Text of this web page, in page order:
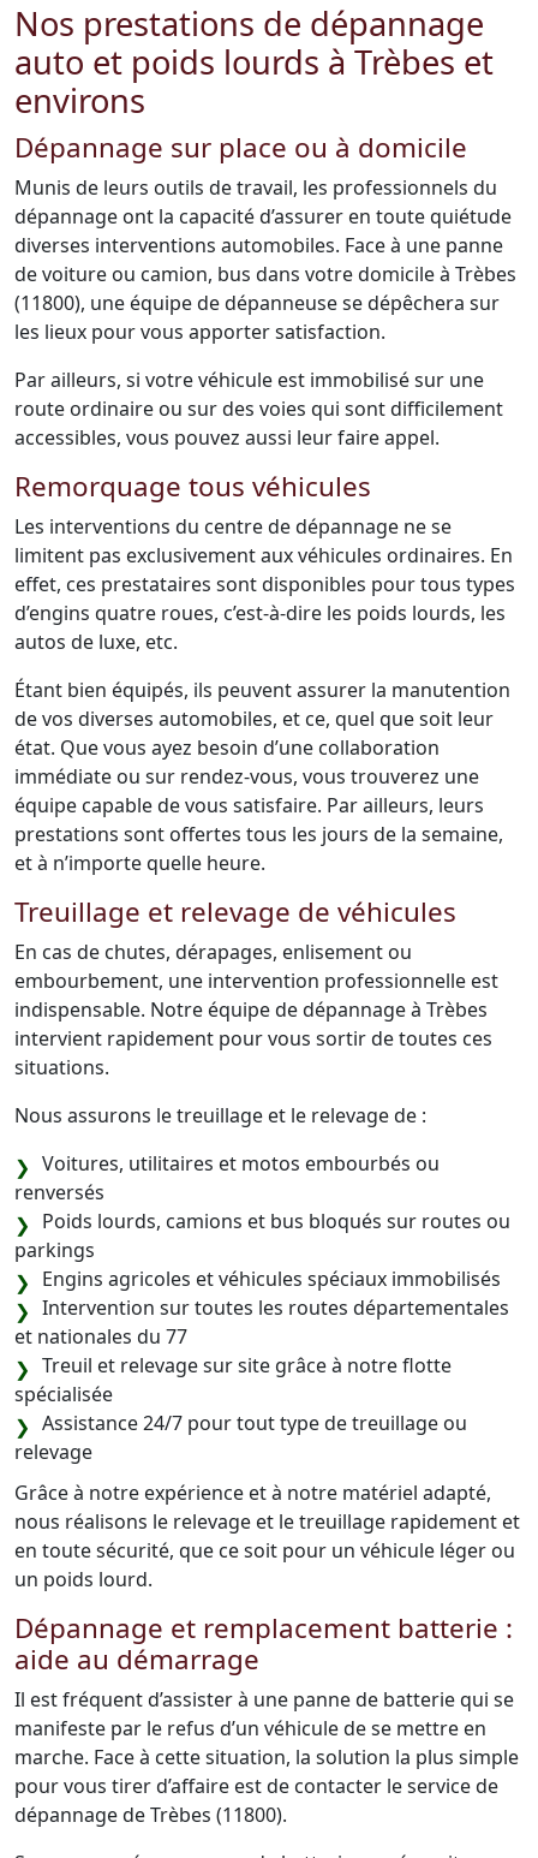
Nos prestations de dépannage
auto et poids lourds à Trèbes et
environs
Dépannage sur place ou à domicile
Munis de leurs outils de travail, les professionnels du
dépannage ont la capacité d’assurer en toute quiétude
diverses interventions automobiles. Face à une panne
de voiture ou camion, bus dans votre domicile à Trèbes
(11800), une équipe de dépanneuse se dépêchera sur
les lieux pour vous apporter satisfaction.
Par ailleurs, si votre véhicule est immobilisé sur une
route ordinaire ou sur des voies qui sont difficilement
accessibles, vous pouvez aussi leur faire appel.
Remorquage tous véhicules
Les interventions du centre de dépannage ne se
limitent pas exclusivement aux véhicules ordinaires. En
effet, ces prestataires sont disponibles pour tous types
d’engins quatre roues, c’est-à-dire les poids lourds, les
autos de luxe, etc.
Étant bien équipés, ils peuvent assurer la manutention
de vos diverses automobiles, et ce, quel que soit leur
état. Que vous ayez besoin d’une collaboration
immédiate ou sur rendez-vous, vous trouverez une
équipe capable de vous satisfaire. Par ailleurs, leurs
prestations sont offertes tous les jours de la semaine,
et à n’importe quelle heure.
Treuillage et relevage de véhicules
En cas de chutes, dérapages, enlisement ou
embourbement, une intervention professionnelle est
indispensable. Notre équipe de dépannage à Trèbes
intervient rapidement pour vous sortir de toutes ces
situations.
Nous assurons le treuillage et le relevage de :
Voitures, utilitaires et motos embourbés ou
renversés
Poids lourds, camions et bus bloqués sur routes ou
parkings
Engins agricoles et véhicules spéciaux immobilisés
Intervention sur toutes les routes départementales
et nationales du 77
Treuil et relevage sur site grâce à notre flotte
spécialisée
Assistance 24/7 pour tout type de treuillage ou
relevage
Grâce à notre expérience et à notre matériel adapté,
nous réalisons le relevage et le treuillage rapidement et
en toute sécurité, que ce soit pour un véhicule léger ou
un poids lourd.
Dépannage et remplacement batterie :
aide au démarrage
Il est fréquent d’assister à une panne de batterie qui se
manifeste par le refus d’un véhicule de se mettre en
marche. Face à cette situation, la solution la plus simple
pour vous tirer d’affaire est de contacter le service de
dépannage de Trèbes (11800).